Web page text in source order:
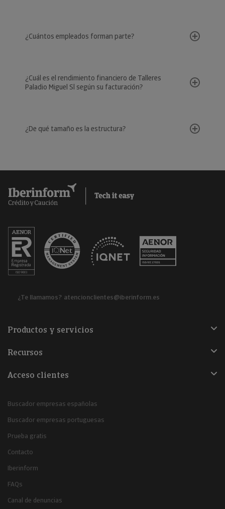
¿Cuántos empleados forman parte?
¿Cuál es el rendimiento financiero de Talleres
Paladio Miguel Sl según su facturación?
¿De qué tamaño es la estructura?
¿Te llamamos? atencionclientes@iberinform.es
Productos y servicios
Recursos
Acceso clientes
Buscador empresas españolas
Buscador empresas portuguesas
Prueba gratis
Contacto
Iberinform
FAQs
Canal de denuncias